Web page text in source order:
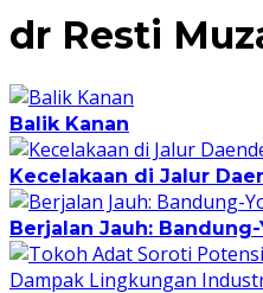
dr Resti
Balik Kanan
Kecelakaan di Jalur
Berjalan Jauh: